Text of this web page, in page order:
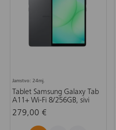
Jamstvo: 24mj.
Tablet Samsung Galaxy Tab
A11+ Wi-Fi 8/256GB, sivi
279,00 €